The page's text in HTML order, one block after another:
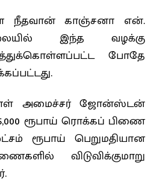
நீதவான் காஞ்சனா என்.
இந்த வழக்கு
போதே
அமைச்சர் ஜோன்ஸ்டன்
ரூபாய் ரொக்கப் பிணை
ரூபாய் பெறுமதியான
விடுவிக்குமாறு